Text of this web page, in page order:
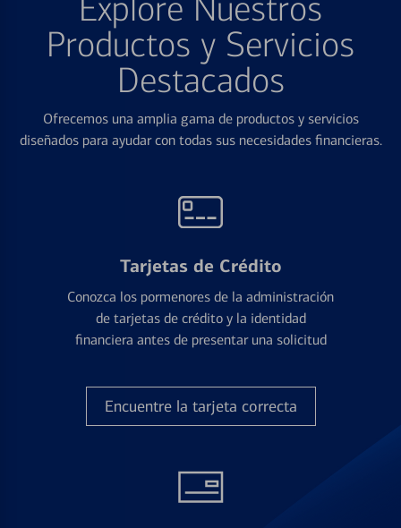
Explore Nuestros
Productos y Servicios
Destacados
Ofrecemos una amplia gama de productos y servicios
diseñados para ayudar con todas sus necesidades financieras.
Tarjetas de Crédito
Conozca los pormenores de la administración
de tarjetas de crédito y la identidad
financiera antes de presentar una solicitud
Encuentre la tarjeta correcta